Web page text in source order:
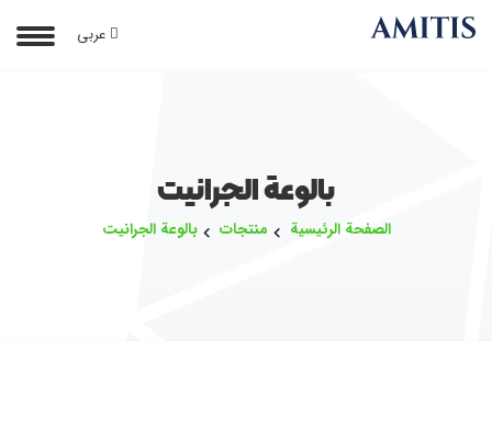
عربی
بالوعة الجرانيت
الصفحة الرئيسية منتجات بالوعة الجرانيت